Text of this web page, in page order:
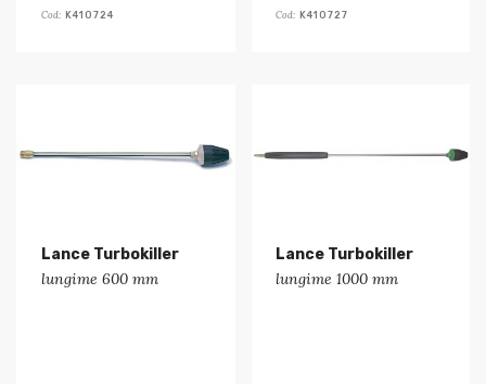
Cod: K410724 Cod: K410727
Lance Turbokiller
lungime 600 mm
Lance Turbokiller
lungime 1000 mm